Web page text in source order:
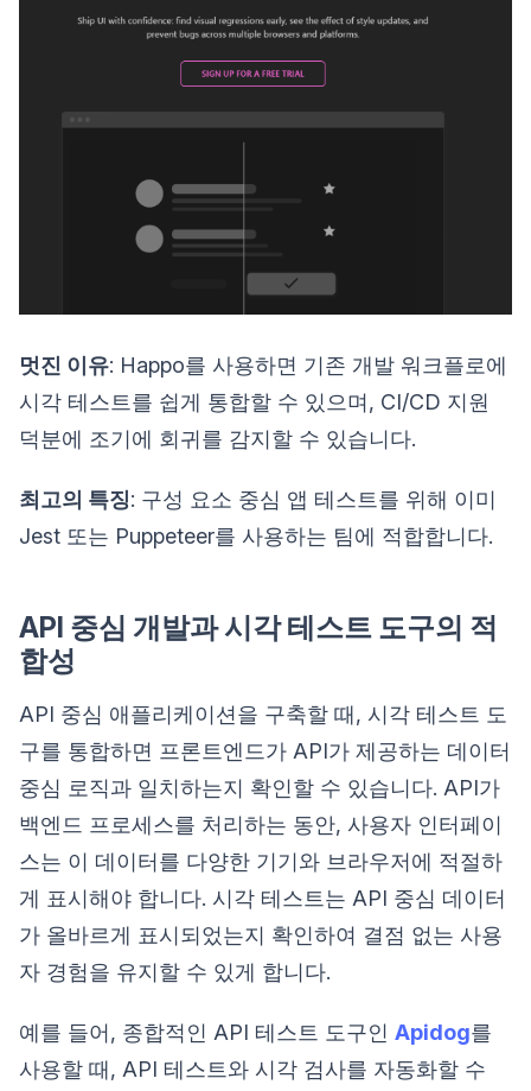
멋진 이유: Happo를 사용하면 기존 개발 워크플로에
시각 테스트를 쉽게 통합할 수 있으며, CI/CD 지원
덕분에 조기에 회귀를 감지할 수 있습니다.
최고의 특징: 구성 요소 중심 앱 테스트를 위해 이미
Jest 또는 Puppeteer를 사용하는 팀에 적합합니다.
API 중심 개발과 시각 테스트 도구의 적
합성
API 중심 애플리케이션을 구축할 때, 시각 테스트 도
구를 통합하면 프론트엔드가 API가 제공하는 데이터
중심 로직과 일치하는지 확인할 수 있습니다. API가
백엔드 프로세스를 처리하는 동안, 사용자 인터페이
스는 이 데이터를 다양한 기기와 브라우저에 적절하
게 표시해야 합니다. 시각 테스트는 API 중심 데이터
가 올바르게 표시되었는지 확인하여 결점 없는 사용
자 경험을 유지할 수 있게 합니다.
예를 들어, 종합적인 API 테스트 도구인 Apidog를
사용할 때, API 테스트와 시각 검사를 자동화할 수